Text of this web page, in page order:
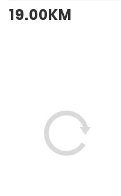
19.00KM